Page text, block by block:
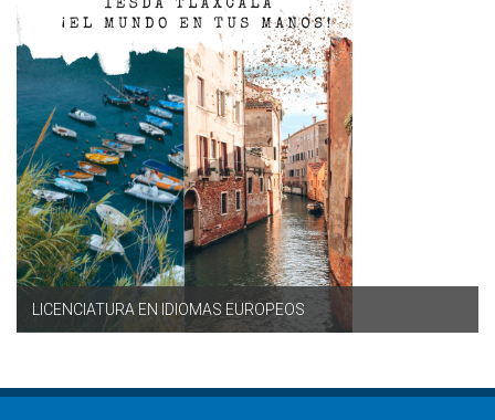
LICENCIATURA EN IDIOMAS EUROPEOS